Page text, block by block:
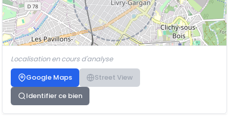
Localisation en cours d'analyse
Google Maps
Street View
Identifier ce bien